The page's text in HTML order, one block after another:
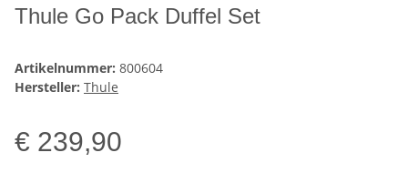
Thule Go Pack Duffel Set
Artikelnummer: 800604
Hersteller: Thule
€ 239,90